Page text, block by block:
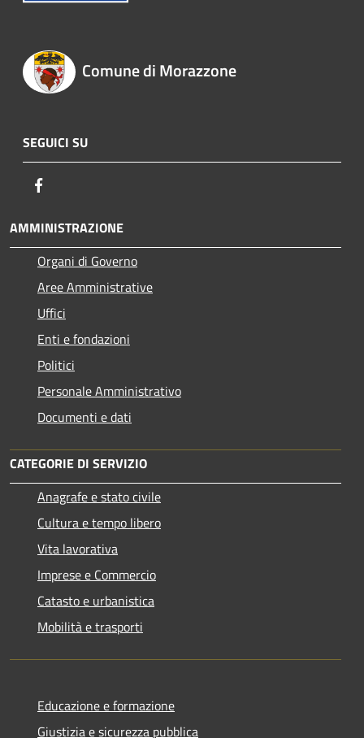
Comune di Morazzone
SEGUICI SU
AMMINISTRAZIONE
Organi di Governo
Aree Amministrative
Uffici
Enti e fondazioni
Politici
Personale Amministrativo
Documenti e dati
CATEGORIE DI SERVIZIO
Anagrafe e stato civile
Cultura e tempo libero
Vita lavorativa
Imprese e Commercio
Catasto e urbanistica
Mobilità e trasporti
Educazione e formazione
Giustizia e sicurezza pubblica